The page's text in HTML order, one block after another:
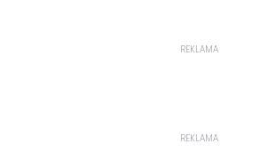
REKLAMA
REKLAMA